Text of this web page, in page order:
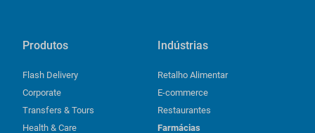
Produtos
Flash Delivery
Corporate
Transfers & Tours
Health & Care
Indústrias
Retalho Alimentar
E-commerce
Restaurantes
Farmácias